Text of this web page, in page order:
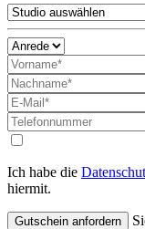
Ich habe die
hiermit.